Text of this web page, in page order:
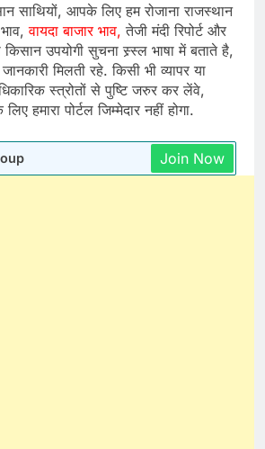
साथियों, आपके लिए हम रोजाना राजस्थान
वायदा बाजार भाव, तेजी मंदी रिपोर्ट और
उपयोगी सुचना स्र्स्ल भाषा में बताते है,
मिलती रहे. किसी भी व्यापर या
स्त्रोतों से पुष्टि जरुर कर लेंवे,
हमारा पोर्टल जिम्मेदार नहीं होगा.
Join Now